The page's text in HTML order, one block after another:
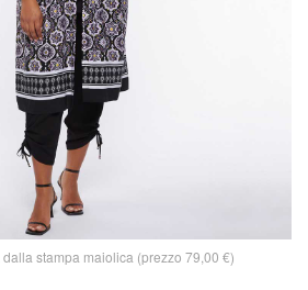
stampa maiolica (prezzo 79,00 €)